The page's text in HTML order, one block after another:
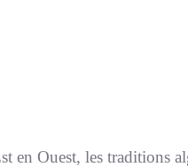
en Ouest, les traditions